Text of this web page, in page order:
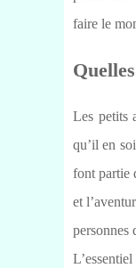
faire le
Les petits
qu’il en
font partie
et
personnes